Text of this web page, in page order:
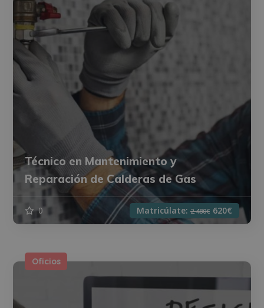
Técnico en Mantenimiento y
Reparación de Calderas de Gas
0 Matricúlate: 2.480€ 620€
Oficios